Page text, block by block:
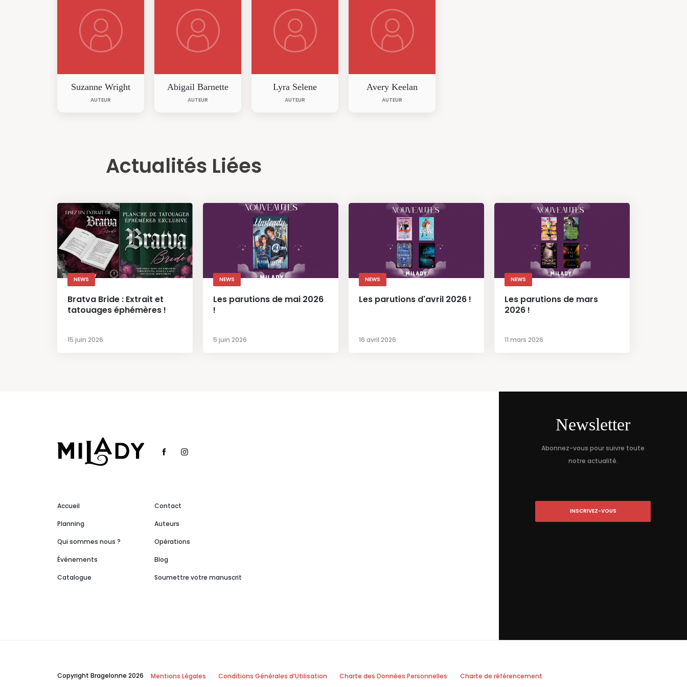
Suzanne Wright
AUTEUR
Abigail Barnette
AUTEUR
Lyra Selene
AUTEUR
Avery Keelan
AUTEUR
Actualités Liées
NEWS
Bratva Bride : Extrait et
tatouages éphémères !
15 juin 2026
NEWS
Les parutions de mai 2026
!
5 juin 2026
NEWS
Les parutions d'avril 2026 !
16 avril 2026
NEWS
Les parutions de mars
2026 !
11 mars 2026
Accueil
Planning
Qui sommes nous ?
Événements
Catalogue
Contact
Auteurs
Opérations
Blog
Soumettre votre manuscrit
Newsletter
Abonnez-vous pour suivre toute
notre actualité.
INSCRIVEZ-VOUS
Copyright Bragelonne 2026 Mentions Légales Conditions Générales d’Utilisation Charte des Données Personnelles Charte de référencement